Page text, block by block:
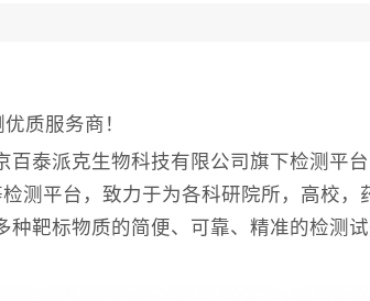
质服务商！
泰派克生物科技有限公司旗下检测
测平台，致力于为各科研院所，高校
靶标物质的简便、可靠、精准的检测